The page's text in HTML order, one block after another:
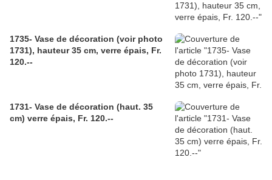
1735- Vase de décoration (voir photo
1731), hauteur 35 cm, verre épais, Fr.
120.--
1731- Vase de décoration (haut. 35
cm) verre épais, Fr. 120.--